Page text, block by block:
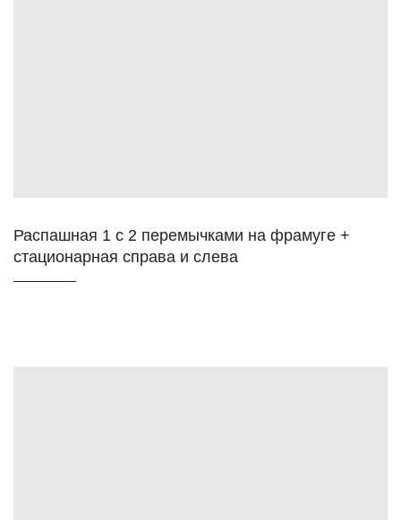
Распашная 1 с 2 перемычками на фрамуге +
стационарная справа и слева